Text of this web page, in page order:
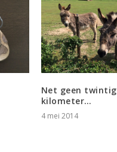
Net geen twintig
kilometer…
4 mei 2014